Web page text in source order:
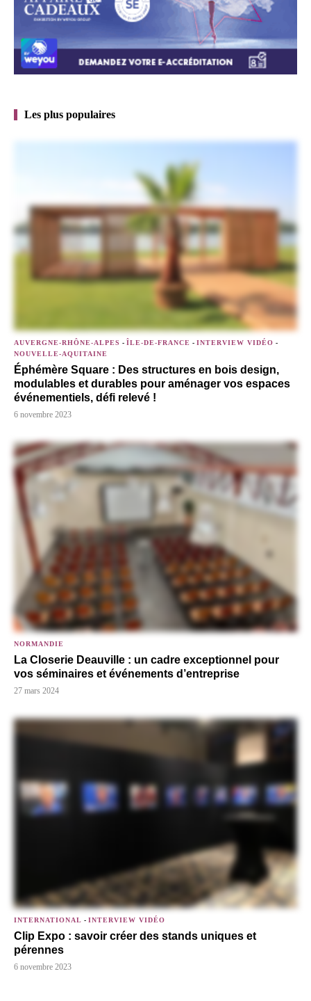
Les plus populaires
AUVERGNE-RHÔNE-ALPES - ÎLE-DE-FRANCE - INTERVIEW VIDÉO -
NOUVELLE-AQUITAINE
Éphémère Square : Des structures en bois design,
modulables et durables pour aménager vos espaces
événementiels, défi relevé !
6 novembre 2023
NORMANDIE
La Closerie Deauville : un cadre exceptionnel pour
vos séminaires et événements d’entreprise
27 mars 2024
INTERNATIONAL - INTERVIEW VIDÉO
Clip Expo : savoir créer des stands uniques et
pérennes
6 novembre 2023